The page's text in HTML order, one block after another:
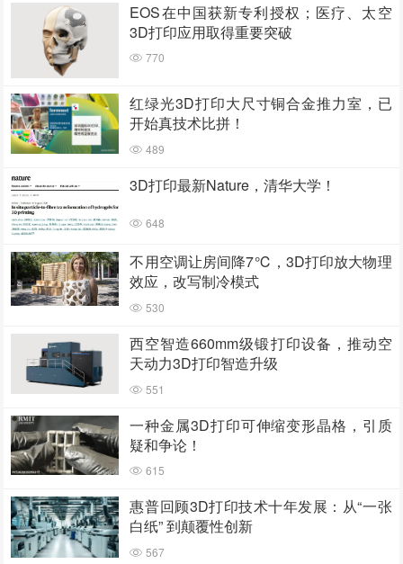
EOS在中国获新专利授权；医疗、太空
3D打印应用取得重要突破
770
红绿光3D打印大尺寸铜合金推力室，已
开始真技术比拼！
489
3D打印最新Nature，清华大学！
648
不用空调让房间降7℃，3D打印放大物理
效应，改写制冷模式
530
西空智造660mm级锻打印设备，推动空
天动力3D打印智造升级
551
一种金属3D打印可伸缩变形晶格，引质
疑和争论！
615
惠普回顾3D打印技术十年发展：从“一张
白纸” 到颠覆性创新
567